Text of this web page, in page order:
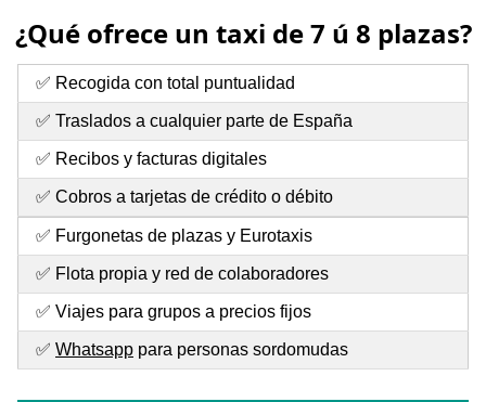
¿Qué ofrece un taxi de 7 ú 8 plazas?
✅ Recogida con total puntualidad
✅ Traslados a cualquier parte de España
✅ Recibos y facturas digitales
✅ Cobros a tarjetas de crédito o débito
✅ Furgonetas de plazas y Eurotaxis
✅ Flota propia y red de colaboradores
✅ Viajes para grupos a precios fijos
✅ Whatsapp para personas sordomudas